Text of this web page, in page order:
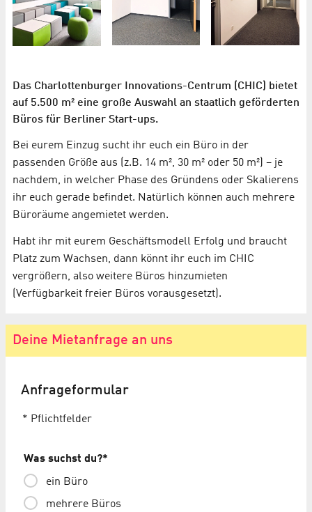
Das Charlottenburger Innovations-Centrum (CHIC) bietet
auf 5.500 m² eine große Auswahl an staatlich geförderten
Büros für Berliner Start-ups.
Bei eurem Einzug sucht ihr euch ein Büro in der
passenden Größe aus (z.B. 14 m², 30 m² oder 50 m²) – je
nachdem, in welcher Phase des Gründens oder Skalierens
ihr euch gerade befindet. Natürlich können auch mehrere
Büroräume angemietet werden.
Habt ihr mit eurem Geschäftsmodell Erfolg und braucht
Platz zum Wachsen, dann könnt ihr euch im CHIC
vergrößern, also weitere Büros hinzumieten
(Verfügbarkeit freier Büros vorausgesetzt).
Deine Mietanfrage an uns
Anfrageformular
* Pflichtfelder
Was suchst du?*
ein Büro
mehrere Büros